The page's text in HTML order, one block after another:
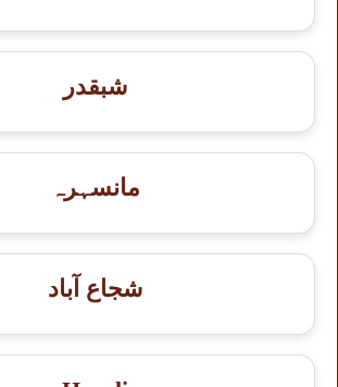
شبقدر
مانسہرہ
شجاع آباد